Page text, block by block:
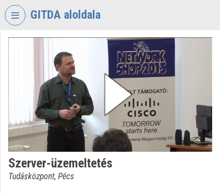
Skip header
GITDA aloldala
GOVERNMENTAL
INFORMATION-
TECHNOLOGY
DEVELOPMENT
AGENCY
Organization home
Organization discovery
Szerver-üzemeltetés
Tudásközpont, Pécs